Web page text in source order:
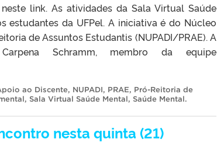
link. As atividades da Sala Virtual Saúde
estudantes da UFPel. A iniciativa é do Núcleo
de Assuntos Estudantis (NUPADI/PRAE). A
Schramm, membro da equipe
ao Discente, NUPADI, PRAE, Pró-Reitoria de
, Sala Virtual Saúde Mental, Saúde Mental.
nesta quinta (21)